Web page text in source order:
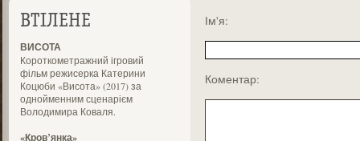
ВТІЛЕНЕ
ВИСОТА
Короткометражний ігровий
фільм режисерка Катерини
Коцюби «Висота» (2017) за
однойменним сценарієм
Володимира Коваля.
«Кров’янка»
Ім'я:
Коментар: